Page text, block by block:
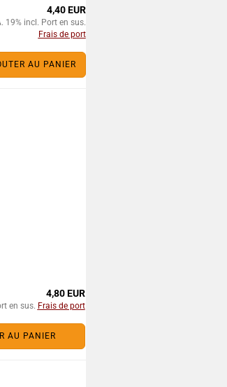
4,40 EUR
19% incl. Port en sus.
Frais de port
AU PANIER
4,80 EUR
en sus. Frais de port
AU PANIER